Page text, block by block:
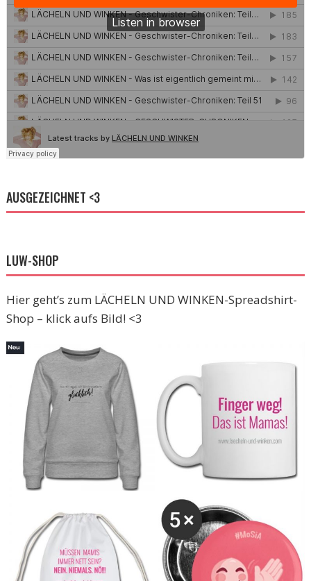
AUSGEZEICHNET <3
LUW-SHOP
Hier geht’s zum LÄCHELN UND WINKEN-Spreadshirt-
Shop – klick aufs Bild! <3